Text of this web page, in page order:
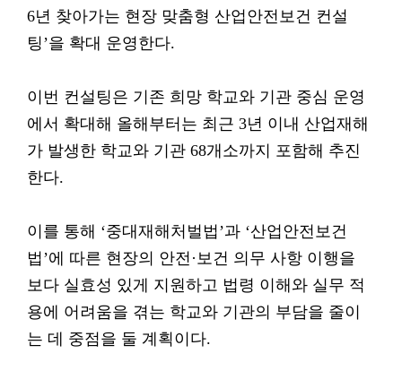
6년 찾아가는 현장 맞춤형 산업안전보건 컨설
팅’을 확대 운영한다.
이번 컨설팅은 기존 희망 학교와 기관 중심 운영
에서 확대해 올해부터는 최근 3년 이내 산업재해
가 발생한 학교와 기관 68개소까지 포함해 추진
한다.
이를 통해 ‘중대재해처벌법’과 ‘산업안전보건
법’에 따른 현장의 안전·보건 의무 사항 이행을
보다 실효성 있게 지원하고 법령 이해와 실무 적
용에 어려움을 겪는 학교와 기관의 부담을 줄이
는 데 중점을 둘 계획이다.